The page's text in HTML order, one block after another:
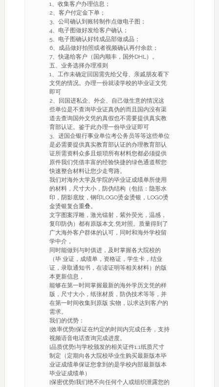
1、收集客户办理信息；
2、客户付定金下单；
3、公司确认到账转制作点做电子图；
4、电子图做好发给客户确认；
5、电子图确认好转成品部做成品；
6、成品做好拍照或者视频确认再付余款；
7、快递给客户（国内顺丰，国外DHL）。
五、业务选择办理准则
1、工作未确定回国需先给父母、亲戚朋友看下
文凭的情况。办理一份就读学校的毕业证文凭
即可
2、回国进私企、外企、自己做生意的情况这
些单位是不查询毕业证真伪的而且国内没有渠
道去查询国外文凭的真假也不需要提供真实教
育部认证。鉴于此办理一份毕业证即可
3、进国企银行事业单位考公务员等等这些单位
是必需要提供真实教育部认证的办理教育部认
证所需资料众多且烦琐所有材料您都必须提供
原件我们凭借丰富的经验快捷的绿色通道帮您
快速整合材料让您少走弯路。
我们对海外大学及学院的毕业证成绩单所使用
的材料，尺寸大小，防伪结构（包括：隐形水
印，阴影底纹，钢印LOGO烫金烫银，LOGO烫
金烫银复合重叠。
文字图案浮雕，激光镭射，紫外荧光，温感，
复印防伪）都有原版本文,凭对照。质量得到了
广大海外客户群体的认可，同时和海外学校留
学中介，
同时能做到与时俱进，及时掌握各大院校的
（毕 业证，成绩单，资格证，学生卡，结业
证，录取通知书，在读证明等相关材料）的版
本更新信息，
能够在第一时间掌握最新的海外学历文凭的样
版，尺寸大小，纸张材质，防伪技术等等，并
在第一时间收集到原版 实物，以求达到客户的
需求。
我们的优势：
[效率优势]保证在约定的时间内完成任务，支持
视频语音电话查询完成进度。
[品质优势]与学校颁发的相关证件1:1纸质尺寸
制定（定期向各大院校毕业生购买最新版本毕
业证成绩单保证您拿到的是学校内部最新版本
毕业证成绩单）
[保密优势]我们绝不向任何个人或组织泄露您的